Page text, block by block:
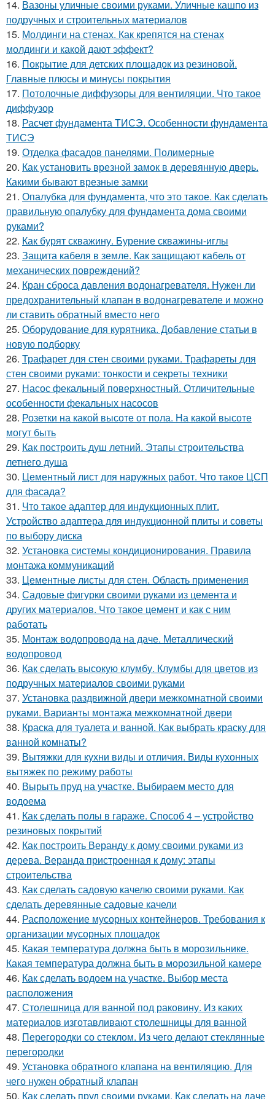
14. Вазоны уличные своими руками. Уличные кашпо из
подручных и строительных материалов
15. Молдинги на стенах. Как крепятся на стенах
молдинги и какой дают эффект?
16. Покрытие для детских площадок из резиновой.
Главные плюсы и минусы покрытия
17. Потолочные диффузоры для вентиляции. Что такое
диффузор
18. Расчет фундамента ТИСЭ. Особенности фундамента
ТИСЭ
19. Отделка фасадов панелями. Полимерные
20. Как установить врезной замок в деревянную дверь.
Какими бывают врезные замки
21. Опалубка для фундамента, что это такое. Как сделать
правильную опалубку для фундамента дома своими
руками?
22. Как бурят скважину. Бурение скважины-иглы
23. Защита кабеля в земле. Как защищают кабель от
механических повреждений?
24. Кран сброса давления водонагревателя. Нужен ли
предохранительный клапан в водонагревателе и можно
ли ставить обратный вместо него
25. Оборудование для курятника. Добавление статьи в
новую подборку
26. Трафарет для стен своими руками. Трафареты для
стен своими руками: тонкости и секреты техники
27. Насос фекальный поверхностный. Отличительные
особенности фекальных насосов
28. Розетки на какой высоте от пола. На какой высоте
могут быть
29. Как построить душ летний. Этапы строительства
летнего душа
30. Цементный лист для наружных работ. Что такое ЦСП
для фасада?
31. Что такое адаптер для индукционных плит.
Устройство адаптера для индукционной плиты и советы
по выбору диска
32. Установка системы кондиционирования. Правила
монтажа коммуникаций
33. Цементные листы для стен. Область применения
34. Садовые фигурки своими руками из цемента и
других материалов. Что такое цемент и как с ним
работать
35. Монтаж водопровода на даче. Металлический
водопровод
36. Как сделать высокую клумбу. Клумбы для цветов из
подручных материалов своими руками
37. Установка раздвижной двери межкомнатной своими
руками. Варианты монтажа межкомнатной двери
38. Краска для туалета и ванной. Как выбрать краску для
ванной комнаты?
39. Вытяжки для кухни виды и отличия. Виды кухонных
вытяжек по режиму работы
40. Вырыть пруд на участке. Выбираем место для
водоема
41. Как сделать полы в гараже. Способ 4 – устройство
резиновых покрытий
42. Как построить Веранду к дому своими руками из
дерева. Веранда пристроенная к дому: этапы
строительства
43. Как сделать садовую качелю своими руками. Как
сделать деревянные садовые качели
44. Расположение мусорных контейнеров. Требования к
организации мусорных площадок
45. Какая температура должна быть в морозильнике.
Какая температура должна быть в морозильной камере
46. Как сделать водоем на участке. Выбор места
расположения
47. Столешница для ванной под раковину. Из каких
материалов изготавливают столешницы для ванной
48. Перегородки со стеклом. Из чего делают стеклянные
перегородки
49. Установка обратного клапана на вентиляцию. Для
чего нужен обратный клапан
50. Как сделать пруд своими руками. Как сделать на даче